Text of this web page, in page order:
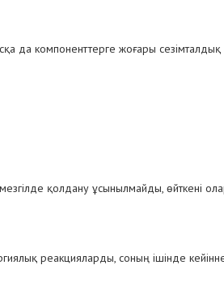
да компоненттерге жоғары сезімталдық
қолдану ұсынылмайды,
реакцияларды, соның ішінде